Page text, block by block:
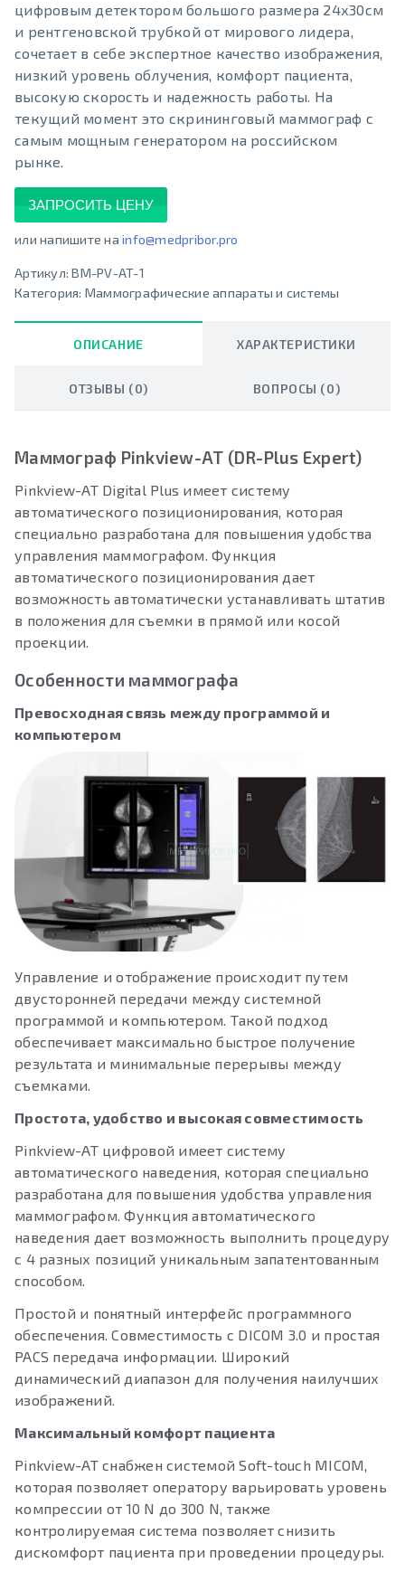
цифровым детектором большого размера 24х30см
и рентгеновской трубкой от мирового лидера,
сочетает в себе экспертное качество изображения,
низкий уровень облучения, комфорт пациента,
высокую скорость и надежность работы. На
текущий момент это скрининговый маммограф с
самым мощным генератором на российском
рынке.
ЗАПРОСИТЬ ЦЕНУ
или напишите на info@medpribor.pro
Артикул:BM-PV-AT-1
Категория: Маммографические аппараты и системы
ОПИСАНИЕ ХАРАКТЕРИСТИКИ
ОТЗЫВЫ (0) ВОПРОСЫ (0)
Маммограф Pinkview-AT (DR-Plus Expert)
Pinkview-AT Digital Plus имеет систему
автоматического позиционирования, которая
специально разработана для повышения удобства
управления маммографом. Функция
автоматического позиционирования дает
возможность автоматически устанавливать штатив
в положения для съемки в прямой или косой
проекции.
Особенности маммографа
Превосходная связь между программой и
компьютером
Управление и отображение происходит путем
двусторонней передачи между системной
программой и компьютером. Такой подход
обеспечивает максимально быстрое получение
результата и минимальные перерывы между
съемками.
Простота, удобство и высокая совместимость
Pinkview-AT цифровой имеет систему
автоматического наведения, которая специально
разработана для повышения удобства управления
маммографом. Функция автоматического
наведения дает возможность выполнить процедуру
с 4 разных позиций уникальным запатентованным
способом.
Простой и понятный интерфейс программного
обеспечения. Совместимость с DICOM 3.0 и простая
PACS передача информации. Широкий
динамический диапазон для получения наилучших
изображений.
Максимальный комфорт пациента
Pinkview-АТ снабжен системой Soft-touch MICOM,
которая позволяет оператору варьировать уровень
компрессии от 10 N до 300 N, также
контролируемая система позволяет снизить
дискомфорт пациента при проведении процедуры.